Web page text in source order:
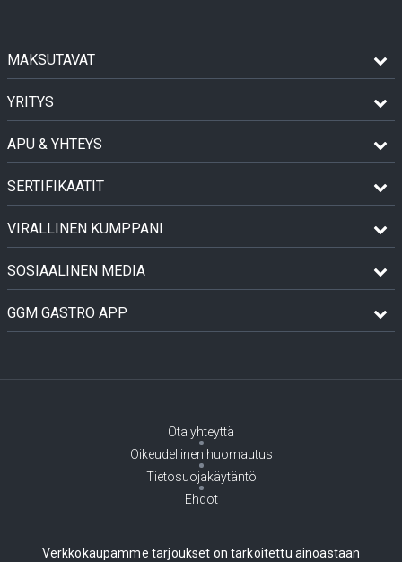
MAKSUTAVAT
YRITYS
APU & YHTEYS
SERTIFIKAATIT
VIRALLINEN KUMPPANI
SOSIAALINEN MEDIA
GGM GASTRO APP
Ota yhteyttä
Oikeudellinen huomautus
Tietosuojakäytäntö
Ehdot
Verkkokaupamme tarjoukset on tarkoitettu ainoastaan